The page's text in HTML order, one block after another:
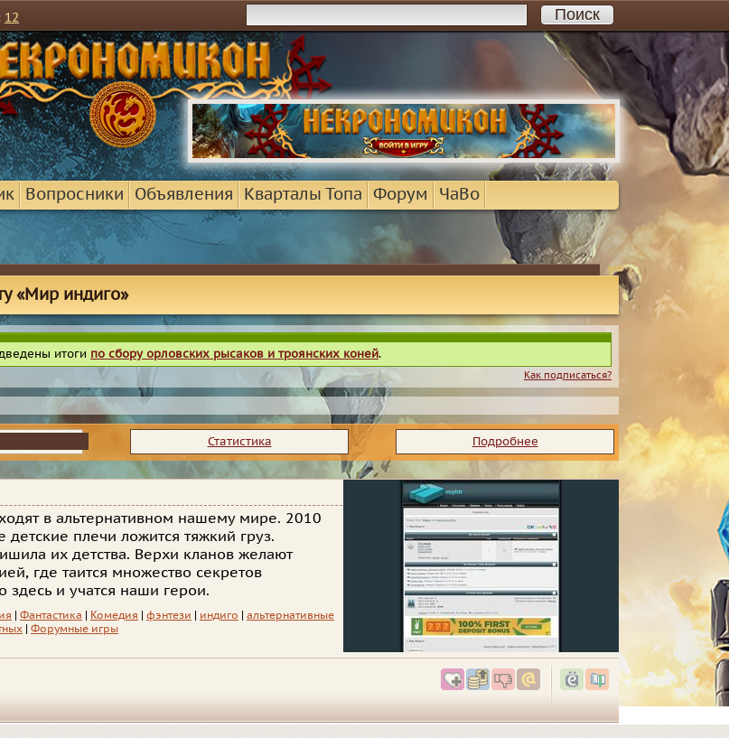
12
Вопросники Объявления Кварталы Топа Форум ЧаВо
«Мир индиго»
итоги по сбору орловских рысаков и троянских коней.
Как подписаться?
Статистика Подробнее
в альтернативном нашему мире. 2010
детские плечи ложится тяжкий груз.
их детства. Верхи кланов желают
где таится множество секретов
и учатся наши герои.
Фантастика Комедия фэнтези индиго
альтернативные
Форумные игры